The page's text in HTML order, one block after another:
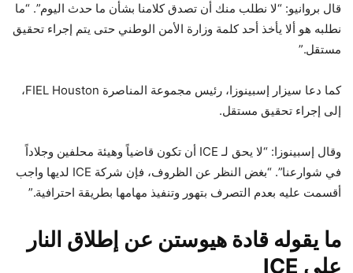
قال بروانيو: “لا نطلب منك أن تصدق كلامنا بشأن ما حدث اليوم”. “ما
نطلبه هو ألا يأخذ أحد كلمة وزارة الأمن الوطني حتى يتم إجراء تحقيق
مستقل.”
كما دعا سيزار إسبينوزا، رئيس مجموعة المناصرة FIEL Houston،
إلى إجراء تحقيق مستقل.
وقال إسبينوزا: “لا يحق لـ ICE أن تكون قاضياً وهيئة محلفين وجلاداً
في شوارعنا”. “بغض النظر عن الظروف، فإن شركة ICE لديها واجب
أقسمت عليه بعدم التصرف بتهور وتنفيذ مهامها بطريقة احترافية.”
ما يقوله قادة هيوستن عن إطلاق النار
على ICE